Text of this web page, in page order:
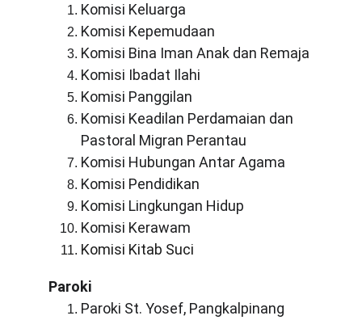
Paroki
Paroki St. Yosef, Pangkalpinang
Komisi Keluarga
Komisi Kepemudaan
Komisi Bina Iman Anak dan Remaja
Komisi Ibadat Ilahi
Komisi Panggilan
Komisi Keadilan Perdamaian dan
Pastoral Migran Perantau
Komisi Hubungan Antar Agama
Komisi Pendidikan
Komisi Lingkungan Hidup
Komisi Kerawam
Komisi Kitab Suci